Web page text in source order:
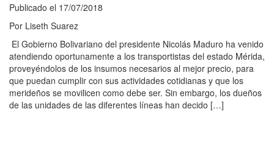
Publicado el 17/07/2018
Por Liseth Suarez
El Gobierno Bolivariano del presidente Nicolás Maduro ha venido
atendiendo oportunamente a los transportistas del estado Mérida,
proveyéndolos de los insumos necesarios al mejor precio, para
que puedan cumplir con sus actividades cotidianas y que los
merideños se movilicen como debe ser. Sin embargo, los dueños
de las unidades de las diferentes líneas han decido […]